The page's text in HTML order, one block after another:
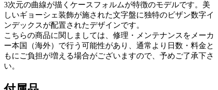
3次元の曲線が描くケースフォルムが特徴のモデルです。美
しいギョーシェ装飾が施された文字盤に独特のビザン数字イ
ンデックスが配置されたデザインです。
こちらの商品に関しましては、修理・メンテナンスをメーカ
ー本国（海外）で行う可能性があり、通常より日数・料金と
もにご負担が増える場合がございますので、予めご了承下さ
い。